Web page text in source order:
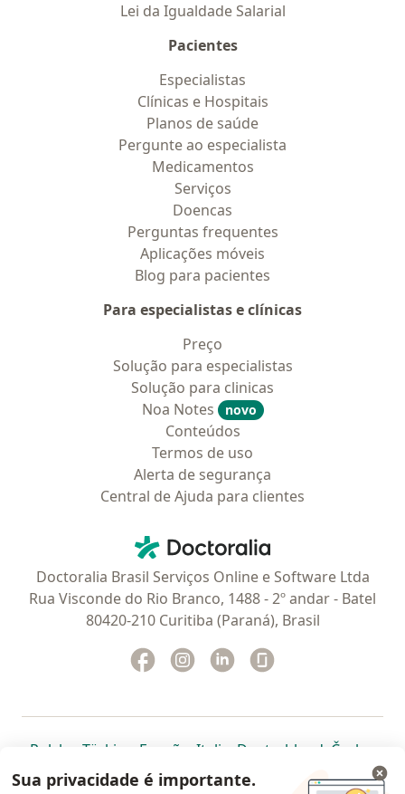
Lei da Igualdade Salarial
Pacientes
Especialistas
Clínicas e Hospitais
Planos de saúde
Pergunte ao especialista
Medicamentos
Serviços
Doencas
Perguntas frequentes
Aplicações móveis
Blog para pacientes
Para especialistas e clínicas
Preço
Solução para especialistas
Solução para clinicas
Noa Notes
novo
Conteúdos
Termos de uso
Alerta de segurança
Central de Ajuda para clientes
Doctoralia - Homepage
Doctoralia Brasil Serviços Online e Software Ltda
Rua Visconde do Rio Branco, 1488 - 2º andar - Batel
80420-210 Curitiba (Paraná), Brasil
Facebook
abre num novo separador
Instagram
abre num novo separador
Linkedin
abre num novo
Polska abre num novo separador
Türkiye abre num novo separador
España abre num novo separador
Italia abre num novo
Deutschlandabre num
Česko
Portugal abre num novo separador
, México abre num novo separador
, abre num novo separador
Brasil abre num novoabre num
abre
Sua privacidade é importante.